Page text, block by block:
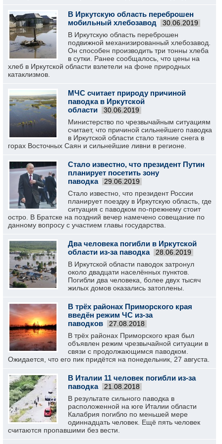
В Иркутскую область переброшен
мобильный хлебозавод
30.06.2019
В Иркутскую область переброшен
подвижной механизированный хлебозавод.
Он способен производить три тонны хлеба
в сутки. Ранее сообщалось, что цены на
хлеб в Иркутской области взлетели на фоне природных
катаклизмов.
МЧС считает природу причиной
паводка в Иркутской
области
30.06.2019
Министерство по чрезвычайным ситуациям
считает, что причиной сильнейшего паводка
в Иркутской области стало таяние снега в
горах Восточных Саян и сильнейшие ливни в регионе.
Стало известно, что президент Путин
планирует посетить зону
паводка
29.06.2019
Стало известно, что президент России
планирует поездку в Иркутскую область, где
ситуация с паводком по-прежнему стоит
остро. В Братске на поздний вечер намечено совещание по
данному вопросу с участием главы государства.
Два человека погибли в Иркутской
области из-за паводка
28.06.2019
В Иркутской области паводок затронул
около двадцати населённых пунктов.
Погибли два человека, более двух тысяч
жилых домов оказались затоплены.
В трёх районах Приморского края
введён режим ЧС из-за
паводков
27.08.2018
В трёх районах Приморского края был
объявлен режим чрезвычайной ситуации в
связи с продолжающимся паводком.
Ожидается, что его пик придётся на понедельник, 27 августа.
В Италии 11 человек погибли из-за
паводка
21.08.2018
В результате сильного паводка в
расположенной на юге Италии области
Калабрия погибло по меньшей мере
одиннадцать человек. Ещё пять человек
считаются пропавшими без вести.